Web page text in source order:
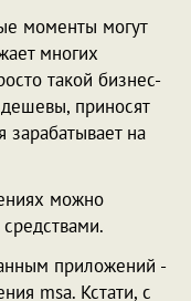
моменты могут
многих
такой бизнес-
приносят
на
можно
приложений -
msa. Кстати, с